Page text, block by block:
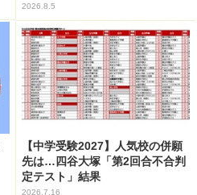
2026.8.5
【中学受験2027】人気校の併願
先は…四谷大塚「第2回合不合判
定テスト」結果
2026.7.16